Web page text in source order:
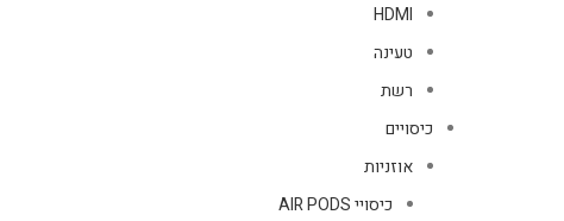
HDMI
טעינה
רשת
כיסויים
אוזניות
כיסויי AIR PODS